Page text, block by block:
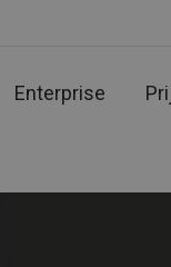
Enterprise